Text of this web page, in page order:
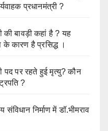
प्रधानमंत्री ?
की बावड़ी कहां है ? यह
कारण है प्रसिद्ध ।
पद पर रहते हुई मृत्यु? कौन
?
संविधान निर्माण में डॉ.भीमराव